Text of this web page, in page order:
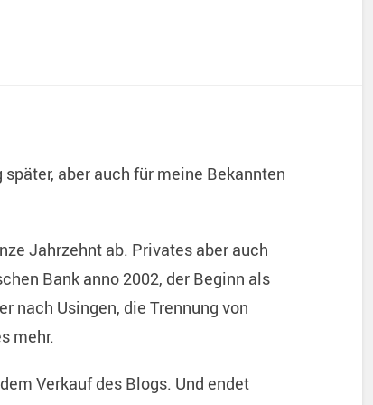
aber auch für meine Bekannten
Jahrzehnt ab. Privates aber auch
Bank anno 2002, der Beginn als
nach Usingen, die Trennung von
mehr.
Verkauf des Blogs. Und endet